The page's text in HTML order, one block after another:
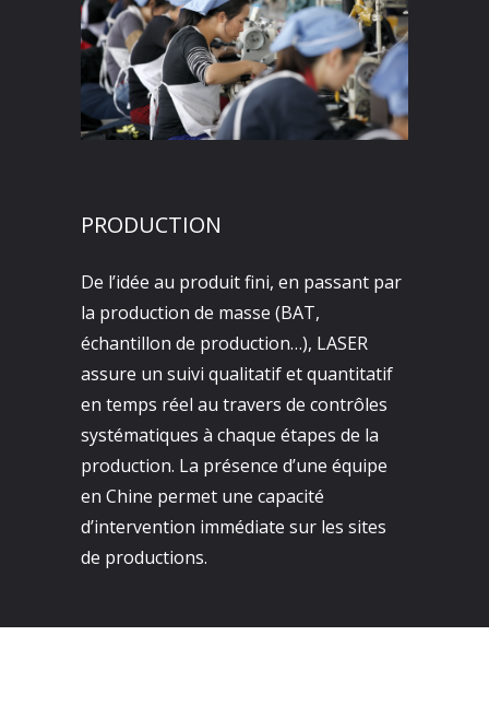
PRODUCTION
De l’idée au produit fini, en passant par
la production de masse (BAT,
échantillon de production…), LASER
assure un suivi qualitatif et quantitatif
en temps réel au travers de contrôles
systématiques à chaque étapes de la
production. La présence d’une équipe
en Chine permet une capacité
d’intervention immédiate sur les sites
de productions.